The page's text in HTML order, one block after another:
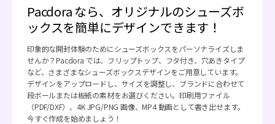
Pacdora なら、オリジナルのシューズボ
ックスを簡単にデザインできます！
印象的な開封体験のためにシューズボックスをパーソナライズしま
せんか？Pacdora では、フリップトップ、フタ付き、穴あきタイプ
など、さまざまなシューズボックスデザインをご用意しています。
デザインをアップロードし、サイズを調整し、ブランドに合わせて
段ボールまたは板紙の素材をお選びください。印刷用ファイル
（PDF/DXF）、4K JPG/PNG 画像、MP4 動画として書き出せます。
今すぐ作成を始めましょう！